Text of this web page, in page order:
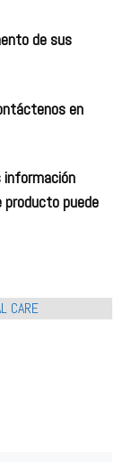
de sus
en
puede
CARE